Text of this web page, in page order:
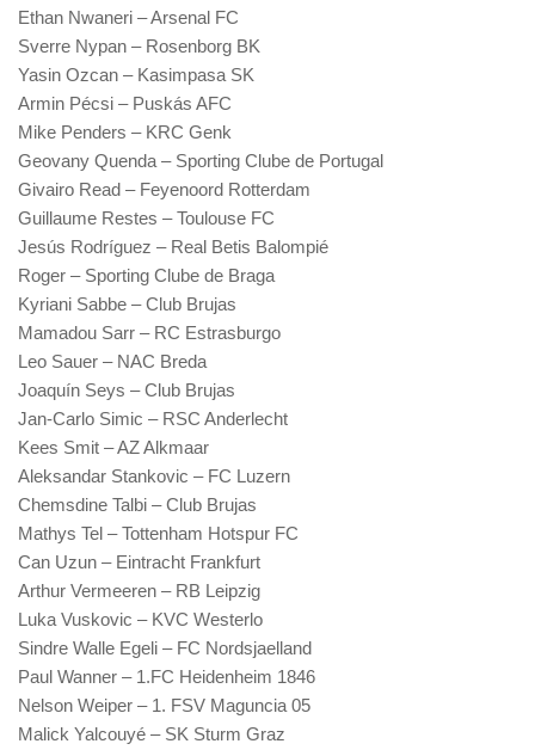
Ethan Nwaneri – Arsenal FC
Sverre Nypan – Rosenborg BK
Yasin Ozcan – Kasimpasa SK
Armin Pécsi – Puskás AFC
Mike Penders – KRC Genk
Geovany Quenda – Sporting Clube de Portugal
Givairo Read – Feyenoord Rotterdam
Guillaume Restes – Toulouse FC
Jesús Rodríguez – Real Betis Balompié
Roger – Sporting Clube de Braga
Kyriani Sabbe – Club Brujas
Mamadou Sarr – RC Estrasburgo
Leo Sauer – NAC Breda
Joaquín Seys – Club Brujas
Jan-Carlo Simic – RSC Anderlecht
Kees Smit – AZ Alkmaar
Aleksandar Stankovic – FC Luzern
Chemsdine Talbi – Club Brujas
Mathys Tel – Tottenham Hotspur FC
Can Uzun – Eintracht Frankfurt
Arthur Vermeeren – RB Leipzig
Luka Vuskovic – KVC Westerlo
Sindre Walle Egeli – FC Nordsjaelland
Paul Wanner – 1.FC Heidenheim 1846
Nelson Weiper – 1. FSV Maguncia 05
Malick Yalcouyé – SK Sturm Graz